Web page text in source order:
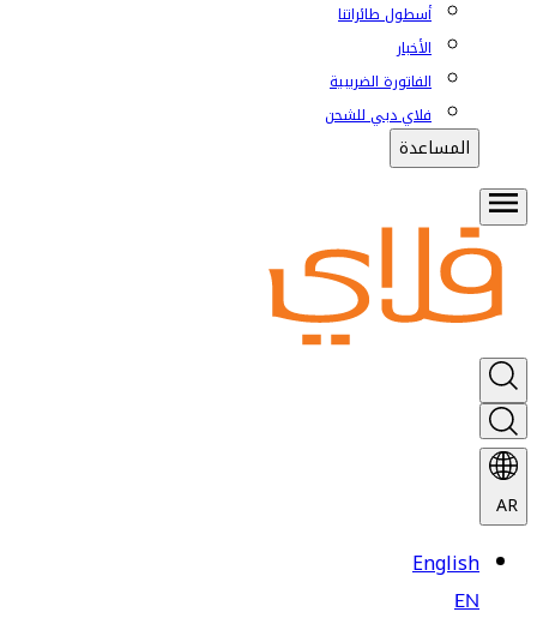
أسطول طائراتنا
الأخبار
الفاتورة الضريبية
فلاي دبي للشحن
المساعدة
AR
English
EN